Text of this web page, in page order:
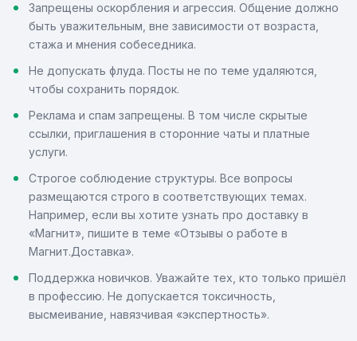
Запрещены оскорбления и агрессия. Общение должно
быть уважительным, вне зависимости от возраста,
стажа и мнения собеседника.
Не допускать флуда. Посты не по теме удаляются,
чтобы сохранить порядок.
Реклама и спам запрещены. В том числе скрытые
ссылки, приглашения в сторонние чаты и платные
услуги.
Строгое соблюдение структуры. Все вопросы
размещаются строго в соответствующих темах.
Например, если вы хотите узнать про доставку в
«Магнит», пишите в теме «Отзывы о работе в
Магнит.Доставка».
Поддержка новичков. Уважайте тех, кто только пришёл
в профессию. Не допускается токсичность,
высмеивание, навязчивая «экспертность».